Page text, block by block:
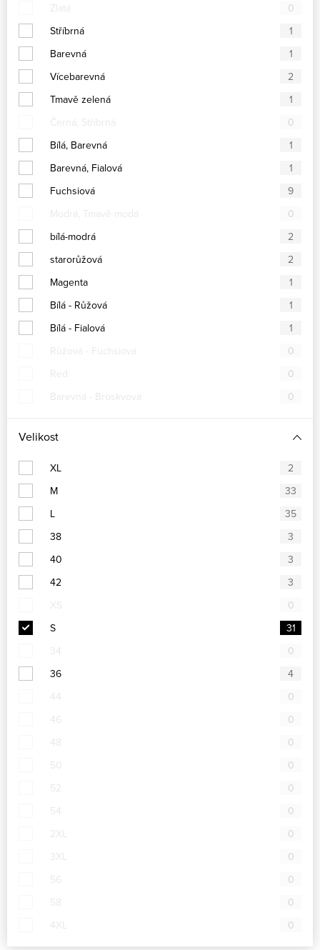
Zlatá
0
Stříbrná
1
Barevná
1
Vícebarevná
2
Tmavě zelená
1
Černá, Stříbrná
0
Bílá, Barevná
1
Barevná, Fialová
1
Fuchsiová
9
Modrá, Tmavě modá
0
bílá-modrá
2
starorůžová
2
Magenta
1
Bílá - Růžová
1
Bílá - Fialová
1
Růžová - Fuchsiová
0
Red
0
Barevná - Broskvová
0
Velikost
XL
2
M
33
L
35
38
3
40
3
42
3
XS
0
S
31
34
0
36
4
44
0
46
0
48
0
50
0
52
0
54
0
2XL
0
3XL
0
56
0
58
0
4XL
0